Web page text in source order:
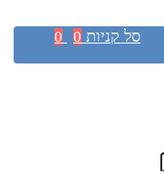
סל קניות 0
0